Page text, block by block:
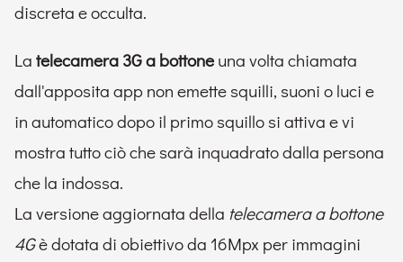
discreta e occulta.
La telecamera 3G a bottoneuna volta chiamata
dall'apposita app non emette squilli, suoni o luci e
in automatico dopo il primo squillo si attiva e vi
mostra tutto ciò che sarà inquadrato dalla persona
che la indossa.
La versione aggiornata della telecamera a bottone
4Gè dotata di obiettivo da 16Mpx per immagini